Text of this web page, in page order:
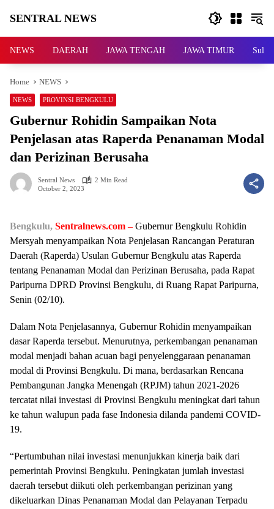
SENTRAL NEWS
NEWS
NEWS DAERAH JAWA TENGAH JAWA TIMUR
Home NEWS
NEWS PROVINSI BENGKULU
Gubernur Rohidin Sampaikan Nota
Penjelasan atas Raperda Penanaman Modal
dan Perizinan Berusaha
Sentral News
2 Min Read
October 2, 2023
Bengkulu, Sentralnews.com – Gubernur Bengkulu Rohidin
Mersyah menyampaikan Nota Penjelasan Rancangan Peraturan
Daerah (Raperda) Usulan Gubernur Bengkulu atas Raperda
tentang Penanaman Modal dan Perizinan Berusaha, pada Rapat
Paripurna DPRD Provinsi Bengkulu, di Ruang Rapat Paripurna,
Senin (02/10).
Dalam Nota Penjelasannya, Gubernur Rohidin menyampaikan
dasar Raperda tersebut. Menurutnya, perkembangan penanaman
modal menjadi bahan acuan bagi penyelenggaraan penanaman
modal di Provinsi Bengkulu. Di mana, berdasarkan Rencana
Pembangunan Jangka Menengah (RPJM) tahun 2021-2026
tercatat nilai investasi di Provinsi Bengkulu meningkat dari tahun
ke tahun walupun pada fase Indonesia dilanda pandemi COVID-
19.
“Pertumbuhan nilai investasi menunjukkan kinerja baik dari
pemerintah Provinsi Bengkulu. Peningkatan jumlah investasi
daerah tersebut diikuti oleh perkembangan perizinan yang
dikeluarkan Dinas Penanaman Modal dan Pelayanan Terpadu